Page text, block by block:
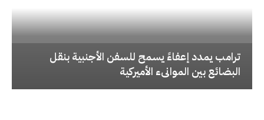
‏ترامب يمدد إعفاءً يسمح للسفن الأجنبية بنقل
البضائع بين الموانىء الأميركية